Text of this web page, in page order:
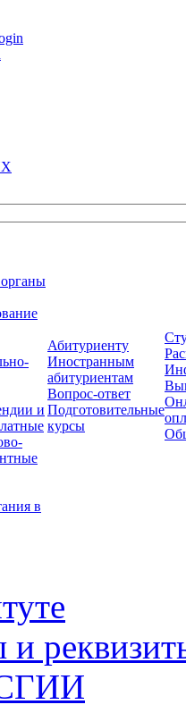
и
в
Абитуриенту
Иностранным
абитуриентам
Вопрос-ответ
Подготовительные
курсы
и